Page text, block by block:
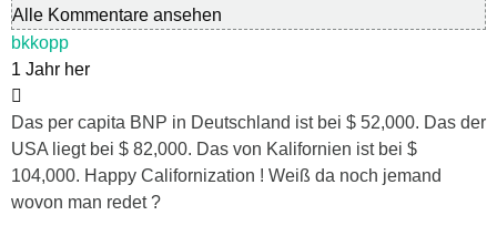
Alle Kommentare ansehen
bkkopp
1 Jahr her
Das per capita BNP in Deutschland ist bei $ 52,000. Das der
USA liegt bei $ 82,000. Das von Kalifornien ist bei $
104,000. Happy Californization ! Weiß da noch jemand
wovon man redet ?